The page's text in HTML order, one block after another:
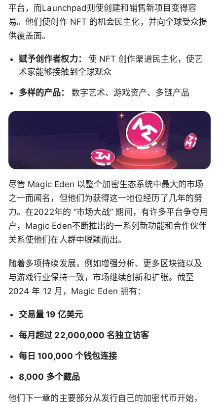
平台，而Launchpad则使创建和销售新项目变得容
易。他们使创作 NFT 的机会民主化，并向全球受众提
供覆盖面。
赋予创作者权力： 使 NFT 创作渠道民主化，使艺
术家能够接触到全球观众
多样的产品： 数字艺术、游戏资产、多链产品
尽管 Magic Eden 以整个加密生态系统中最大的市场
之一而闻名，但他们为获得这一地位经历了几年的努
力。在2022年的 “市场大战” 期间，有许多平台争夺用
户，Magic Eden不断推出的一系列新功能和合作伙伴
关系使他们在人群中脱颖而出。
随着多项持续发展，例如增强分析、更多区块链以及
与游戏行业保持一致，市场继续创新和扩张。截至
2024 年 12 月，Magic Eden 拥有：
交易量 19 亿美元
每月超过 22,000,000 名独立访客
每日 100,000 个钱包连接
8,000 多个藏品
他们下一章的主要部分从发行自己的加密代币开始，